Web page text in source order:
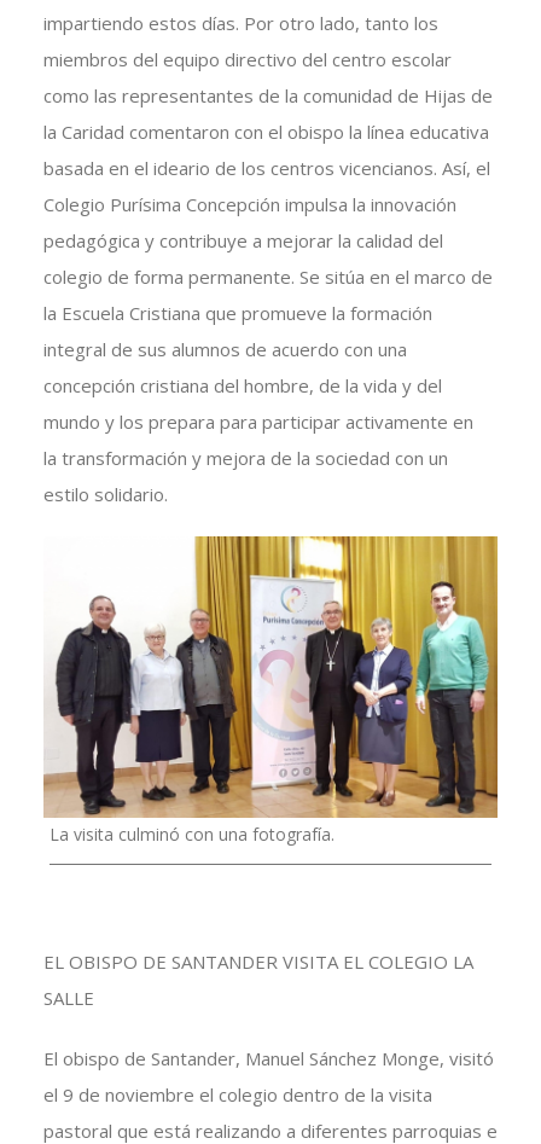
impartiendo estos días. Por otro lado, tanto los
miembros del equipo directivo del centro escolar
como las representantes de la comunidad de Hijas de
la Caridad comentaron con el obispo la línea educativa
basada en el ideario de los centros vicencianos. Así, el
Colegio Purísima Concepción impulsa la innovación
pedagógica y contribuye a mejorar la calidad del
colegio de forma permanente. Se sitúa en el marco de
la Escuela Cristiana que promueve la formación
integral de sus alumnos de acuerdo con una
concepción cristiana del hombre, de la vida y del
mundo y los prepara para participar activamente en
la transformación y mejora de la sociedad con un
estilo solidario.
La visita culminó con una fotografía.
EL OBISPO DE SANTANDER VISITA EL COLEGIO LA
SALLE
El obispo de Santander, Manuel Sánchez Monge, visitó
el 9 de noviembre el colegio dentro de la visita
pastoral que está realizando a diferentes parroquias e